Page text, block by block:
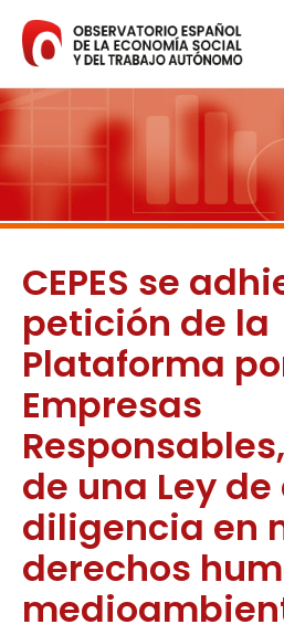
contenido
CEPES se
petición de la
Plataforma
Empresas
de una Ley
diligencia en
derechos